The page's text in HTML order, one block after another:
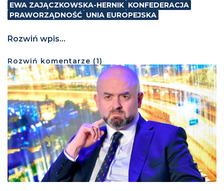
EWA ZAJĄCZKOWSKA-HERNIK KONFEDERACJA
PRAWORZĄDNOŚĆ UNIA EUROPEJSKA
Rozwiń wpis...
Rozwiń komentarze (1)